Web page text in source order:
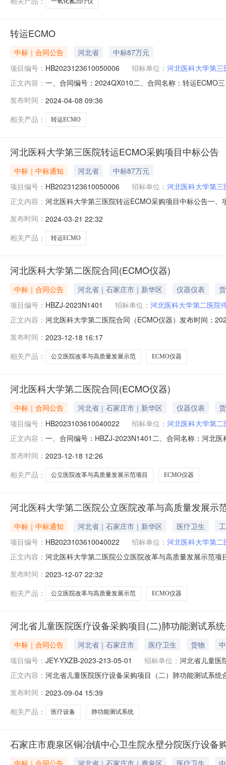
转运ECMO
中标｜合同公告 河北省
中标87万元
项目编号： HB2023123610050006 招标单位： 河北医科大学第三
正文内容： 一、合同编号：2024QX010二、合同名称：转运ECMO
主要信息主要标的名称：转运ECMO规格型号（或服务
发布时间： 2024-04-08 09:36
相关产品：
转运ECMO
河北医科大学第三医院转运ECMO采购项目中标公告
中标｜中标通知 河北省
中标87万元
项目编号： HB2023123610050006 招标单位： 河北医科大学第三
正文内容： 河北医科大学第三医院转运ECMO采购项目中标公告一
名称货物品牌规格型号数量单价中标金额下浮率费率优
发布时间： 2024-03-21 22:32
相关产品：
转运ECMO
河北医科大学第二医院合同(ECMO仪器)
中标｜合同公告 河北省｜石家庄市｜新华区 仪器仪表
项目编号： HBZJ-2023N1401 招标单位： 河北医科大学第二医院
正文内容： 河北医科大学第二医院合同（ECMO仪器）发布时间：
号联系方式：于波供应商：石家庄靖冉医疗器械销售有
发布时间： 2023-12-18 16:17
相关产品：
公立医院改革与高质量发展示范 ECMO仪器
河北医科大学第二医院合同(ECMO仪器)
中标｜合同公告 河北省｜石家庄市｜新华区 仪器仪表
项目编号： HB2023103610040022 招标单位： 河北医科大学第二
正文内容： 一、合同编号：HBZJ-2023N1401二、合同名称：河北
疗器械销售有限公司地址：石家庄市桥西区中山西路
发布时间： 2023-12-18 12:26
相关产品：
公立医院改革与高质量发展示范项目 ECMO仪器
河北医科大学第二医院公立医院改革与高质量发展示
中标｜中标通知 河北省｜石家庄市｜新华区 医疗卫生
项目编号： HB2023103610040022 招标单位： 河北医科大学第二
正文内容： 河北医科大学第二医院公立医院改革与高质量发展示范
单元1902号中标金额：890000下浮率：费率：单价：
100
发布时间： 2023-12-07 22:32
相关产品：
公立医院改革与高质量发展示范 ECMO仪器
河北省儿童医院医疗设备采购项目(二)肺功能测试系
中标｜合同公告 河北省｜石家庄市 医疗卫生 货物
项目编号： JEY-YXZB-2023-213-05-01 招标单位： 河北省儿童医
正文内容： 河北省儿童医院医疗设备采购项目（二）肺功能测试系
建华南大街133号联系方式：朱明彤供应商：石家庄靖
发布时间： 2023-09-04 15:39
相关产品：
医疗设备 肺功能测试系统
石家庄市鹿泉区铜冶镇中心卫生院永壁分院医疗设备
中标｜合同公告 河北省｜石家庄市｜鹿泉区 医疗卫生